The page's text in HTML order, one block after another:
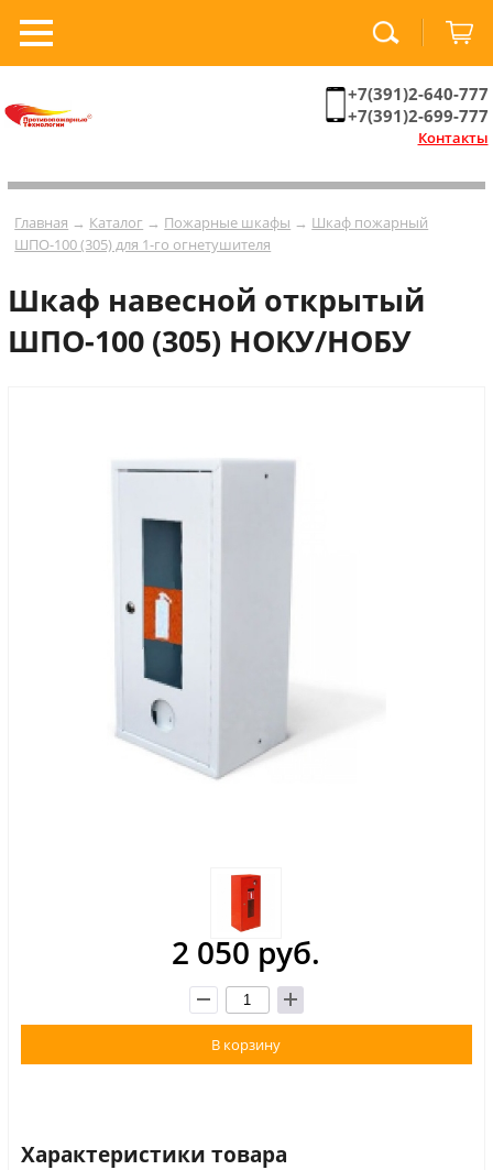
+7(391)2-640-777
+7(391)2-699-777
Контакты
Главная → Каталог → Пожарные шкафы → Шкаф пожарный
ШПО-100 (305) для 1-го огнетушителя
Шкаф навесной открытый
ШПО-100 (305) НОКУ/НОБУ
2 050 руб.
В корзину
Характеристики товара